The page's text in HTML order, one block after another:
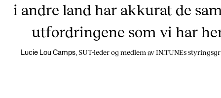
i andre land har akkurat de
utfordringene som vi har
Lucie Lou Camps, SUT-leder og medlem av IN.TUNEs